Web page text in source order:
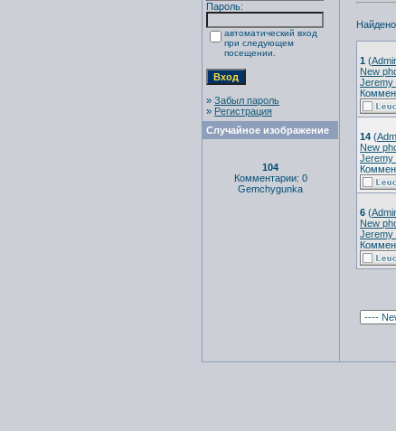
Пароль:
автоматический вход
при следующем
посещении.
» Забыл пароль
» Регистрация
Случайное изображение
104
Комментарии: 0
Gemchygunka
1 (
New
Jeremy
14 (
New
Jeremy
6 (
New
Jeremy